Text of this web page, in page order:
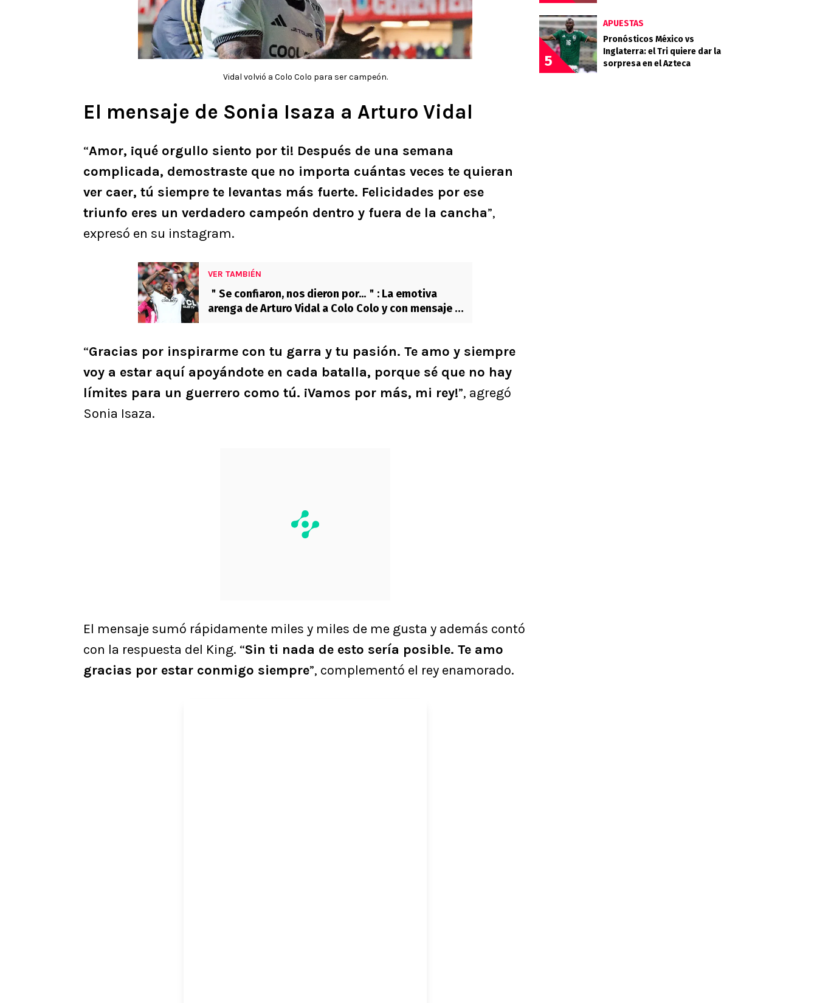
Vidal volvió a Colo Colo para ser campeón.
El mensaje de Sonia Isaza a Arturo Vidal
“Amor, ¡qué orgullo siento por ti! Después de una semana
complicada, demostraste que no importa cuántas veces te quieran
ver caer, tú siempre te levantas más fuerte. Felicidades por ese
triunfo eres un verdadero campeón dentro y fuera de la cancha”,
expresó en su instagram.
VER TAMBIÉN
＂Se confiaron, nos dieron por...＂: La emotiva
arenga de Arturo Vidal a Colo Colo y con mensaje a
“Gracias por inspirarme con tu garra y tu pasión. Te amo y siempre
voy a estar aquí apoyándote en cada batalla, porque sé que no hay
límites para un guerrero como tú. ¡Vamos por más, mi rey!”, agregó
Sonia Isaza.
El mensaje sumó rápidamente miles y miles de me gusta y además contó
con la respuesta del King. “Sin ti nada de esto sería posible. Te amo
gracias por estar conmigo siempre”, complementó el rey enamorado.
5
APUESTAS
Pronósticos México vs
Inglaterra: el Tri quiere dar la
sorpresa en el Azteca